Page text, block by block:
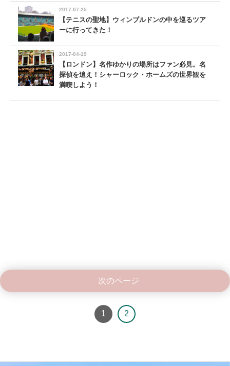
2017-07-25
【テニスの聖地】ウィンブルドンの中を巡るツア
ーに行ってきた！
2017-04-19
【ロンドン】名作ゆかりの場所はファン必見。名
探偵を追え！シャーロック・ホームズの世界観を
満喫しよう！
次のページ
1 2